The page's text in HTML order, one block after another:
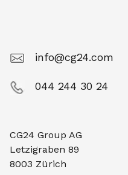
info@cg24.com
044 244 30 24
CG24 Group AG
Letzigraben 89
8003 Zürich